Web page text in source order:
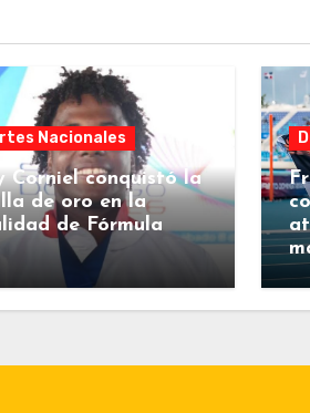
Nacionales
Corniel conquistó la
de oro en la
de Fórmula